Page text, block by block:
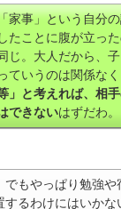
家事」という自分
たことに腹が立っ
じ。大人だから、
ていうのは関係なく
」と考えれば、相
できないはずだわ。
でもやっぱり勉強や
するわけにはいかな